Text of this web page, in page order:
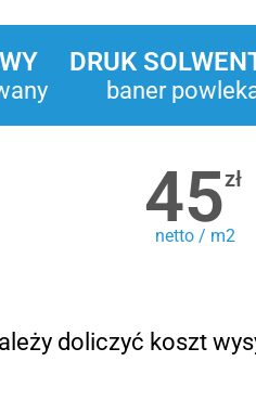
DRUK
baner
45zł
netto / m2
doliczyć koszt